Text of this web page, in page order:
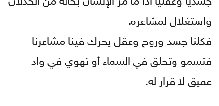
واستغلال لمشاعره.
فكلنا جسد وروح وعقل يحرك فينا مشاعرنا
فتسمو وتحلق في السماء أو تهوي في واد
عميق لا قرار له.